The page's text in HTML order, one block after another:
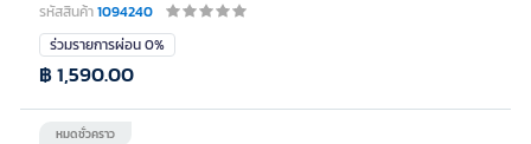
รหัสสินค้า1094240
ร่วมรายการผ่อน 0%
หมดชั่วคราว
฿ 1,590.00